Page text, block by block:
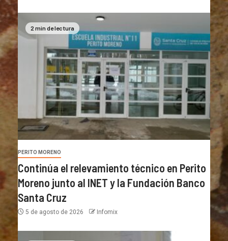
2 min de lectura
PERITO MORENO
Continúa el relevamiento técnico en Perito
Moreno junto al INET y la Fundación Banco
Santa Cruz
5 de agosto de 2026 Infomix